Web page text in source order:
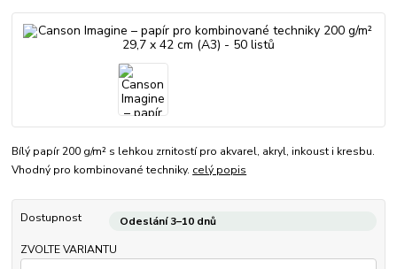
Bílý papír 200 g/m² s lehkou zrnitostí pro akvarel, akryl, inkoust i kresbu.
Vhodný pro kombinované techniky. celý popis
Dostupnost
Odeslání 3–10 dnů
ZVOLTE VARIANTU